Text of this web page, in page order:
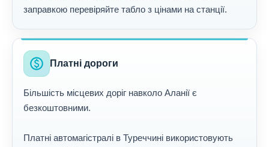
заправкою перевіряйте табло з цінами на станції.
paid Платні дороги
Більшість місцевих доріг навколо Аланії є
безкоштовними.
Платні автомагістралі в Туреччині використовують